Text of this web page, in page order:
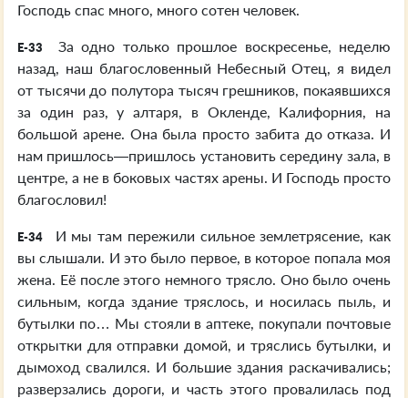
Господь спас много, много сотен человек.
E-33
За одно только прошлое воскресенье, неделю
назад, наш благословенный Небесный Отец, я видел
от тысячи до полутора тысяч грешников, покаявшихся
за один раз, у алтаря, в Окленде, Калифорния, на
большой арене. Она была просто забита до отказа. И
нам пришлось—пришлось установить середину зала, в
центре, а не в боковых частях арены. И Господь просто
благословил!
E-34
И мы там пережили сильное землетрясение, как
вы слышали. И это было первое, в которое попала моя
жена. Её после этого немного трясло. Оно было очень
сильным, когда здание тряслось, и носилась пыль, и
бутылки по… Мы стояли в аптеке, покупали почтовые
открытки для отправки домой, и тряслись бутылки, и
дымоход свалился. И большие здания раскачивались;
разверзались дороги, и часть этого провалилась под